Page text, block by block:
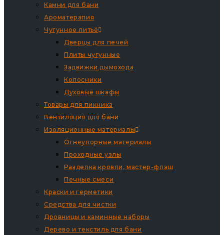
Камни для бани
Ароматерапия
Чугунное литьё
Дверцы для печей
Плиты чугунные
Задвижки дымохода
Колосники
Духовые шкафы
Товары для пикника
Вентиляция для бани
Изоляционные материалы
Огнеупорные материалы
Проходные узлы
Разделка кровли, мастер-флэш
Печные смеси
Краски и герметики
Средства для чистки
Дровницы и каминные наборы
Дерево и текстиль для бани